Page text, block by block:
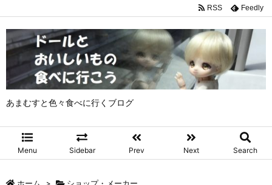
あまむすと色々食べに行くブログ
Menu Sidebar Prev Next Search
RSS Feedly